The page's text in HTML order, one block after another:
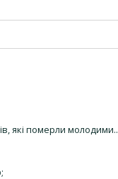
які померли молодими..